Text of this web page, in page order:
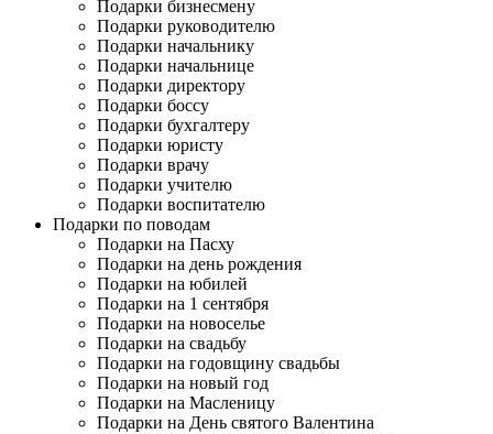
Подарки бизнесмену
Подарки руководителю
Подарки начальнику
Подарки начальнице
Подарки директору
Подарки боссу
Подарки бухгалтеру
Подарки юристу
Подарки врачу
Подарки учителю
Подарки воспитателю
Подарки по поводам
Подарки на Пасху
Подарки на день рождения
Подарки на юбилей
Подарки на 1 сентября
Подарки на новоселье
Подарки на свадьбу
Подарки на годовщину свадьбы
Подарки на новый год
Подарки на Масленицу
Подарки на День святого Валентина